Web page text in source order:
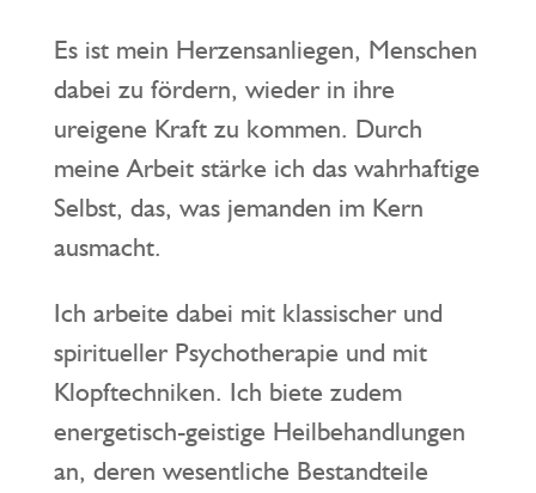
Es ist mein Herzensanliegen, Menschen
dabei zu fördern, wieder in ihre
ureigene Kraft zu kommen. Durch
meine Arbeit stärke ich das wahrhaftige
Selbst, das, was jemanden im Kern
ausmacht.
Ich arbeite dabei mit klassischer und
spiritueller Psychotherapie und mit
Klopftechniken. Ich biete zudem
energetisch-geistige Heilbehandlungen
an, deren wesentliche Bestandteile